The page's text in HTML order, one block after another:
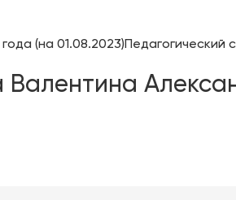
(на 01.08.2023)Педагогический
Валентина